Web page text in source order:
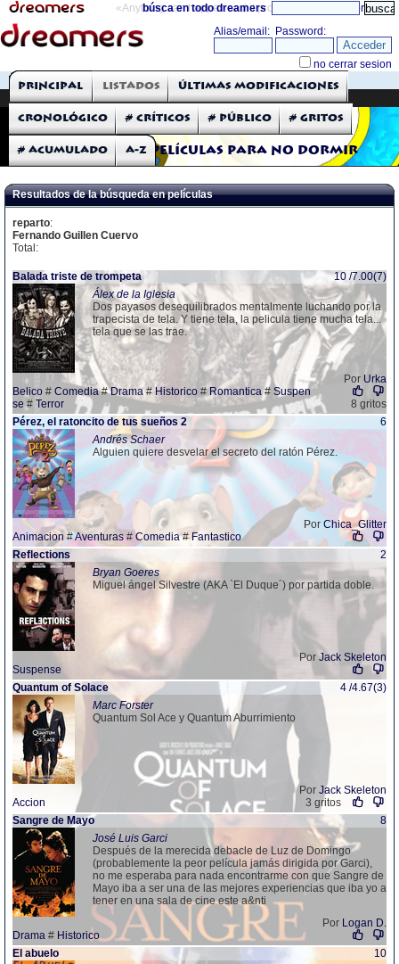
«Anything can happen and it probably will» directorio
búsca en todo dreamers
THE DREAMERS
Críticas: Películas
Películas para no dormir
Principal Listados Últimas modificaciones
Cronológico # Críticos # Público # Gritos
# Acumulado A-Z
Resultados de la búsqueda en películas
reparto:
Fernando Guillen Cuervo
Total:
Balada triste de trompeta
10 /7.00(7)
Álex de la Iglesia
Dos payasos desequilibrados mentalmente luchando por la
trapecista de tela. Y tiene tela, la pelicula tiene mucha tela...
tela que se las trae.
Por Urka
Belico # Comedia#Drama# Historico # Romantica# Suspen
se # Terror
8 gritos
Pérez, el ratoncito de tus sueños 2
6
Andrés Schaer
Alguien quiere desvelar el secreto del ratón Pérez.
Por Chica_Glitter
Animacion#Aventuras# Comedia#Fantastico
Reflections
2
Bryan Goeres
Miguel ángel Silvestre (AKA `El Duque´) por partida doble.
Por Jack Skeleton
Suspense
Quantum of Solace
4 /4.67(3)
Marc Forster
Quantum Sol Ace y Quantum Aburrimiento
Por Jack Skeleton
Accion
3 gritos
Sangre de Mayo
8
José Luis Garci
Después de la merecida debacle de Luz de Domingo
(probablemente la peor película jamás dirigida por Garci),
no me esperaba para nada encontrarme con que Sangre de
Mayo iba a ser una de las mejores experiencias que iba yo a
tener en una sala de cine este a&nti
Por Logan D.
Drama # Historico
El abuelo
10